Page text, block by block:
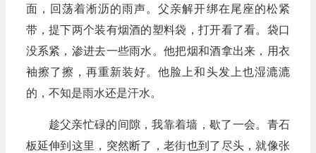
面，回荡着淅沥的雨声。父亲解开绑在尾座的松紧
带，提下两个装有烟酒的塑料袋，打开看了看。袋口
没系紧，渗进去一些雨水。他把烟和酒拿出来，用衣
袖擦了擦，再重新装好。他脸上和头发上也湿漉漉
的，不知是雨水还是汗水。
趁父亲忙碌的间隙，我靠着墙，歇了一会。青石
板延伸到这里，突然断了，老街也到了尽头，就像张